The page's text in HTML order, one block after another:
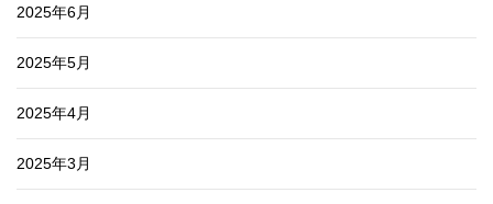
2025年6月
2025年5月
2025年4月
2025年3月